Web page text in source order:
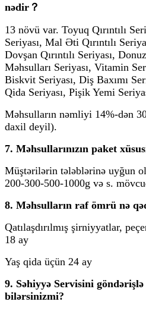
nədir？
13 növü var. Toyuq Qırıntılı
Seriyası, Mal Əti Qırıntılı
Dovşan Qırıntılı Seriyası,
Məhsulları Seriyası, Vitamin
Biskvit Seriyası, Diş Baxımı
Qida Seriyası, Pişik Yemi
Məhsulların nəmliyi 14%-dən
daxil deyil).
7. Məhsullarınızın paket
Müştərilərin tələblərinə uyğun
200-300-500-1000g və s.
8. Məhsulların raf ömrü nə
Qatılaşdırılmış şirniyyatlar,
18 ay
Yaş qida üçün 24 ay
9. Səhiyyə Servisini
bilərsinizmi?